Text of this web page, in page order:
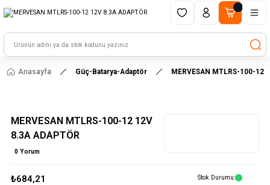
HAYAL ET - TASARLA - ÇALIŞTIR
Anasayfa Güç-Batarya-Adaptör MERVESAN MTLRS-100-12
MERVESAN MTLRS-100-12 12V
8.3A ADAPTÖR
0 Yorum
₺684,21 Stok Durumu